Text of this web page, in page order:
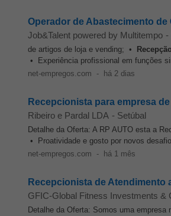
Operador de Abastecimento de
Job&Talent powered by Multitempo -
de artigos de loja e vending; •
• Experiência profissional em funções
net-empregos.com - há 2 dias
Recepcionista para empresa de
Ribeiro e Pardal LDA - Setúbal
Detalhe da Oferta: A RP AUTO esta a
• Proatividade e gosto por novos
net-empregos.com - há 1 mês
Recepcionista de Atendimento
GFIC-Global Fitness Investments &
Detalhe da Oferta: Somos uma